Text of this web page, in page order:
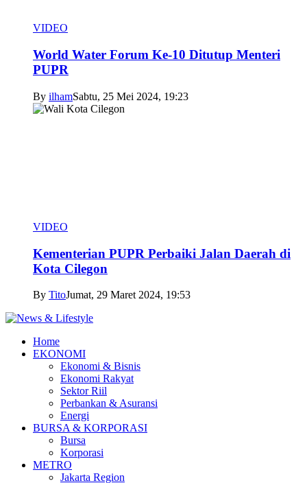
VIDEO
World Water Forum Ke-10 Ditutup Menteri
PUPR
By ilhamSabtu, 25 Mei 2024, 19:23
VIDEO
Kementerian PUPR Perbaiki Jalan Daerah di
Kota Cilegon
By TitoJumat, 29 Maret 2024, 19:53
Home
EKONOMI
Ekonomi & Bisnis
Ekonomi Rakyat
Sektor Riil
Perbankan & Asuransi
Energi
BURSA & KORPORASI
Bursa
Korporasi
METRO
Jakarta Region